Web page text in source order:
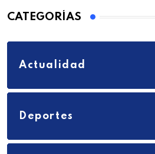
CATEGORÍAS
Actualidad
Deportes